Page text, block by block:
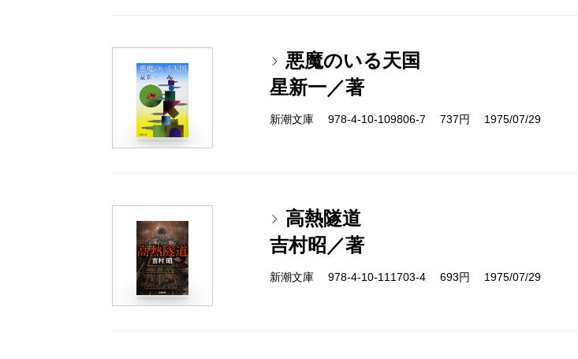
悪魔のいる天国
星新一／著
新潮文庫 978-4-10-109806-7 737円 1975/07/29
高熱隧道
吉村昭／著
新潮文庫 978-4-10-111703-4 693円 1975/07/29